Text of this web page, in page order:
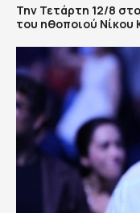
Την Τετάρτη 12/8
του ηθοποιού Νίκου